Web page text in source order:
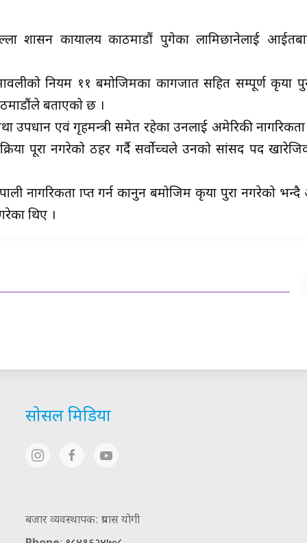
प्रशासन कायालय काठमाडौं पुगेका लामिछानेलाई
नियम ११ बमोजिमका कागजात सहित सम्पूर्ण प्रकृया
बताएको छ ।
तथा उपप्रधान एवं गृहमन्त्री समेत रहेका उनलाई अमेरिकी
पूरा नगरेको ठहर गर्दै सर्वोच्चले उनको सांसद पद
नागरिकता प्राप्त गर्न कानुन बमोजिम प्रकृया पुरा नगरेको
थिए ।
सोसल मिडिया
बजार व्यवस्थापक: प्रयास योगी